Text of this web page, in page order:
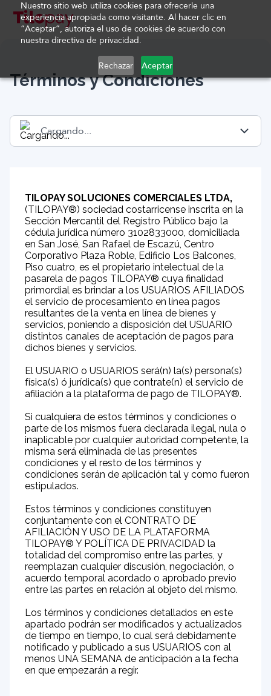
Nuestro sitio web utiliza cookies para ofrecerle una
experiencia apropiada como visitante. Al hacer clic en
“Aceptar”, autoriza el uso de cookies de acuerdo con
nuestra directiva de privacidad.
Rechazar Aceptar
Términos y Condiciones
Cargando...
Guatemala
Panamá
Honduras
El Salvador
Nicaragua
Antigua & Barbuda
Anguilla
Bahamas
Barbados
Bermuda
British Virgin Islands
Bonaire
Cayman Islands
Curaçao
Dominica
TILOPAY SOLUCIONES COMERCIALES LTDA,
(TILOPAY®) sociedad costarricense inscrita en la
Sección Mercantil del Registro Público bajo la
cédula jurídica número 3102833000, domiciliada
en San José, San Rafael de Escazú, Centro
Corporativo Plaza Roble, Edificio Los Balcones,
Piso cuatro, es el propietario intelectual de la
pasarela de pagos TILOPAY® cuya finalidad
primordial es brindar a los USUARIOS AFILIADOS
el servicio de procesamiento en línea pagos
resultantes de la venta en línea de bienes y
servicios, poniendo a disposición del USUARIO
distintos canales de aceptación de pagos para
dichos bienes y servicios.
El USUARIO o USUARIOS será(n) la(s) persona(s)
física(s) ó jurídica(s) que contrate(n) el servicio de
afiliación a la plataforma de pago de TILOPAY®.
Si cualquiera de estos términos y condiciones o
parte de los mismos fuera declarada ilegal, nula o
inaplicable por cualquier autoridad competente, la
misma será eliminada de las presentes
condiciones y el resto de los términos y
condiciones serán de aplicación tal y como fueron
estipulados.
Estos términos y condiciones constituyen
conjuntamente con el CONTRATO DE
AFILIACIÓN Y USO DE LA PLATAFORMA
TILOPAY® Y POLÍTICA DE PRIVACIDAD la
totalidad del compromiso entre las partes, y
reemplazan cualquier discusión, negociación, o
acuerdo temporal acordado o aprobado previo
entre las partes en relación al objeto del mismo.
Los términos y condiciones detallados en este
apartado podrán ser modificados y actualizados
de tiempo en tiempo, lo cual será debidamente
notificado y publicado a sus USUARIOS con al
menos UNA SEMANA de anticipación a la fecha
en que empezarán a regir.